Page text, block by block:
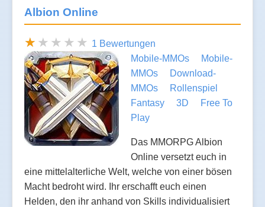
Albion Online
1 Bewertungen
Mobile-MMOs
Mobile-
MMOs
Download-
MMOs
Rollenspiel
Fantasy
3D
Free To
Play
Das MMORPG Albion
Online versetzt euch in
eine mittelalterliche Welt, welche von einer bösen
Macht bedroht wird. Ihr erschafft euch einen
Helden, den ihr anhand von Skills individualisiert